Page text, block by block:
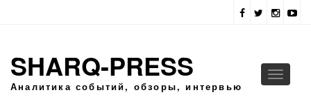
SHARQ-PRESS
Аналитика событий, обзоры, интервью
Toggle